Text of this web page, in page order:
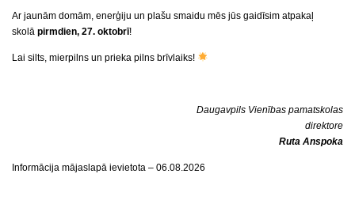
Ar jaunām domām, enerģiju un plašu smaidu mēs jūs gaidīsim atpakaļ
skolā pirmdien, 27. oktobrī!
Lai silts, mierpilns un prieka pilns brīvlaiks!
Daugavpils Vienības pamatskolas
direktore
Ruta Anspoka
Informācija mājaslapā ievietota – 06.08.2026